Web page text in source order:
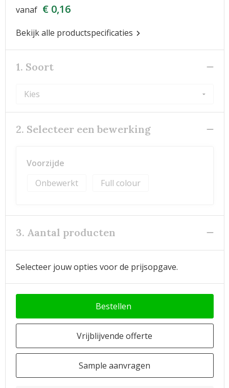
vanaf € 0,16
Bekijk alle productspecificaties
1. Soort
2. Selecteer een bewerking
Voorzijde
Onbewerkt
Full colour
3. Aantal producten
Selecteer jouw opties voor de prijsopgave.
Bestellen
Vrijblijvende offerte
Sample aanvragen